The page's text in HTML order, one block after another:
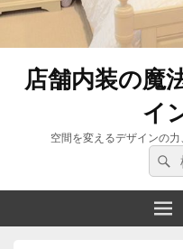
店舗内装の魔
イ
空間を変えるデザインの力
検
索: